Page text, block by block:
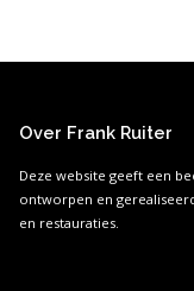
Over Frank Ruiter
Deze website geeft een
ontworpen en
en restauraties.